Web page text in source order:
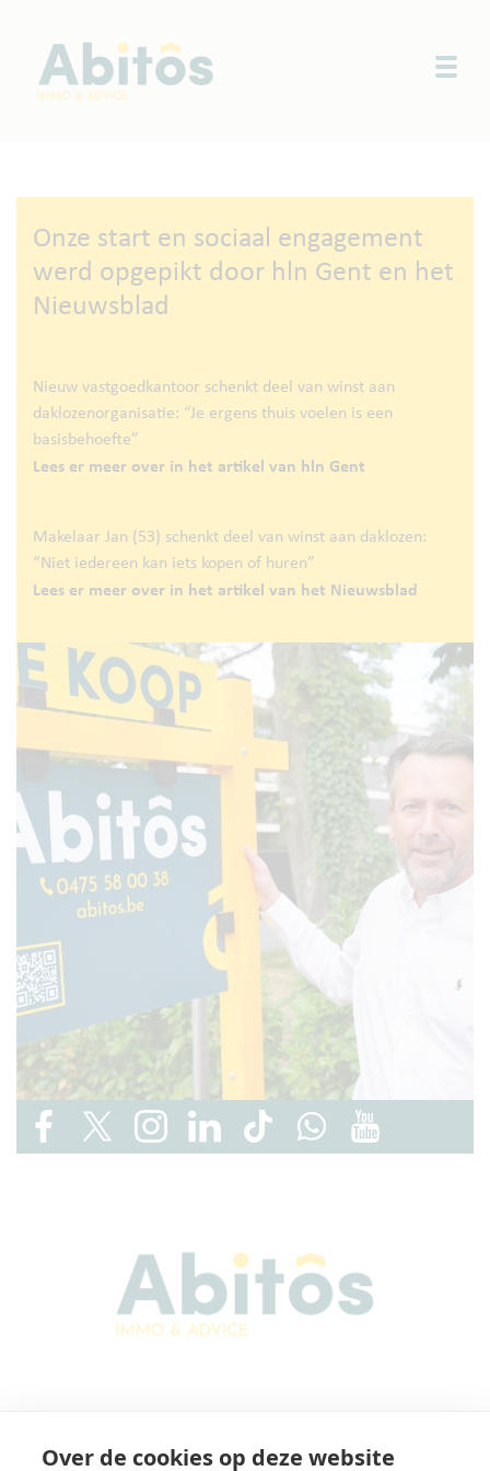
Onze start en sociaal engagement
werd opgepikt door hln Gent en het
Nieuwsblad
Nieuw vastgoedkantoor schenkt deel van winst aan
daklozenorganisatie: “Je ergens thuis voelen is een
basisbehoefte”
Lees er meer over in het artikel van hln Gent
Makelaar Jan (53) schenkt deel van winst aan daklozen:
“Niet iedereen kan iets kopen of huren”
Lees er meer over in het artikel van het Nieuwsblad
Karel Lodewijk Dierickxstraat 22
Over de cookies op deze website